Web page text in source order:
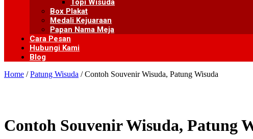
Topi Wisuda
Box Plakat
Medali Kejuaraan
Papan Nama Meja
Cara Pesan
Hubungi Kami
Blog
Home /Patung Wisuda / Contoh Souvenir Wisuda, Patung Wisuda
Contoh Souvenir Wisuda, Patung